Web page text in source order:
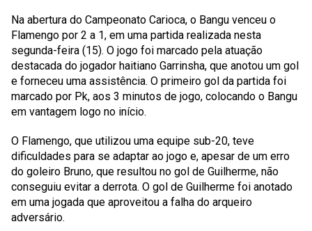
Na abertura do Campeonato Carioca, o Bangu venceu o
Flamengo por 2 a 1, em uma partida realizada nesta
segunda-feira (15). O jogo foi marcado pela atuação
destacada do jogador haitiano Garrinsha, que anotou um gol
e forneceu uma assistência. O primeiro gol da partida foi
marcado por Pk, aos 3 minutos de jogo, colocando o Bangu
em vantagem logo no início.
O Flamengo, que utilizou uma equipe sub-20, teve
dificuldades para se adaptar ao jogo e, apesar de um erro
do goleiro Bruno, que resultou no gol de Guilherme, não
conseguiu evitar a derrota. O gol de Guilherme foi anotado
em uma jogada que aproveitou a falha do arqueiro
adversário.